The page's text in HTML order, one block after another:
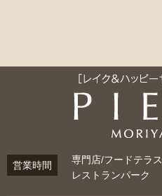
営業時間
専門店/フードテラス
レストランパーク